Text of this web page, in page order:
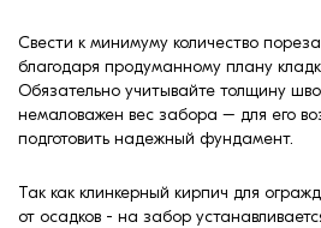
Свести к минимуму количество
благодаря продуманному плану
Обязательно учитывайте толщину
немаловажен вес забора – для его
подготовить надежный фундамент.
Так как клинкерный кирпич для
от осадков - на забор